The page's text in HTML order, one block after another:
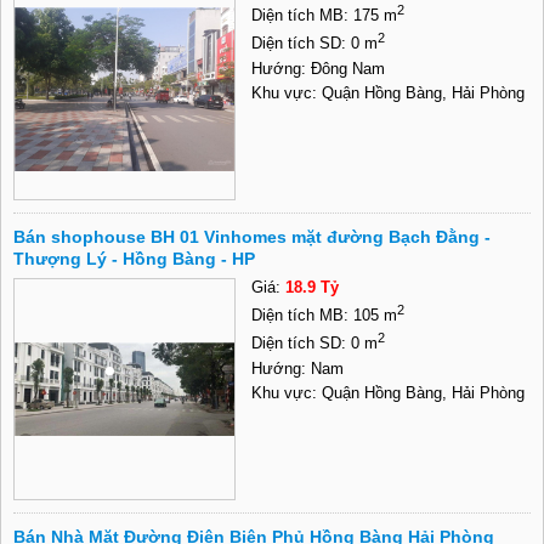
Diện tích MB: 175 m2
Diện tích SD: 0 m2
Hướng: Đông Nam
Khu vực: Quận Hồng Bàng, Hải Phòng
Bán shophouse BH 01 Vinhomes mặt đường Bạch Đằng -
Thượng Lý - Hồng Bàng - HP
Giá: 18.9 Tỷ
Diện tích MB: 105 m2
Diện tích SD: 0 m2
Hướng: Nam
Khu vực: Quận Hồng Bàng, Hải Phòng
Bán Nhà Mặt Đường Điện Biên Phủ Hồng Bàng Hải Phòng